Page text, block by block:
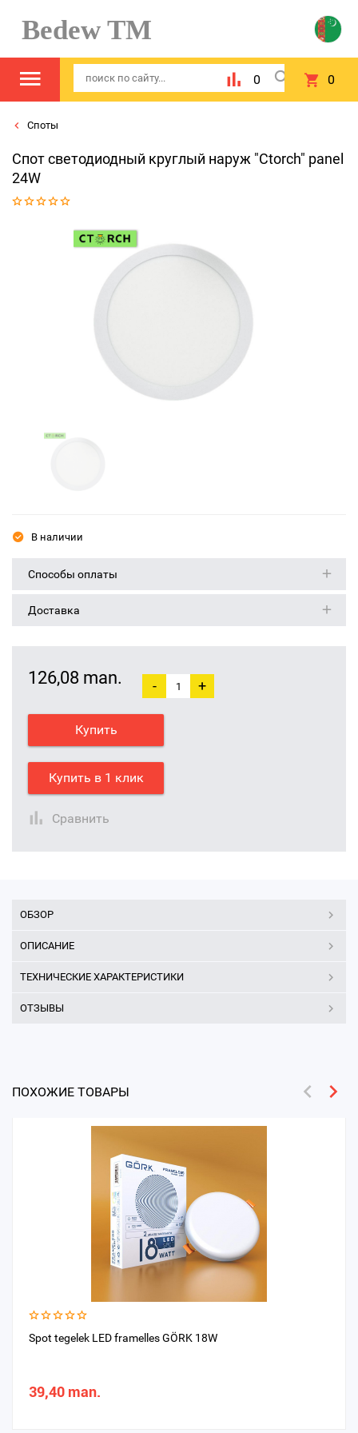
Bedew TM
0 0
Споты
Спот светодиодный круглый наруж "Ctorch" panel
24W
В наличии
Способы оплаты
Доставка
126,08 man. - +
Купить
Купить в 1 клик
Сравнить
ОБЗОР
ОПИСАНИЕ
ТЕХНИЧЕСКИЕ ХАРАКТЕРИСТИКИ
ОТЗЫВЫ
ПОХОЖИЕ ТОВАРЫ
Spot tegelek LED framelles GÖRK 18W
39,40 man.